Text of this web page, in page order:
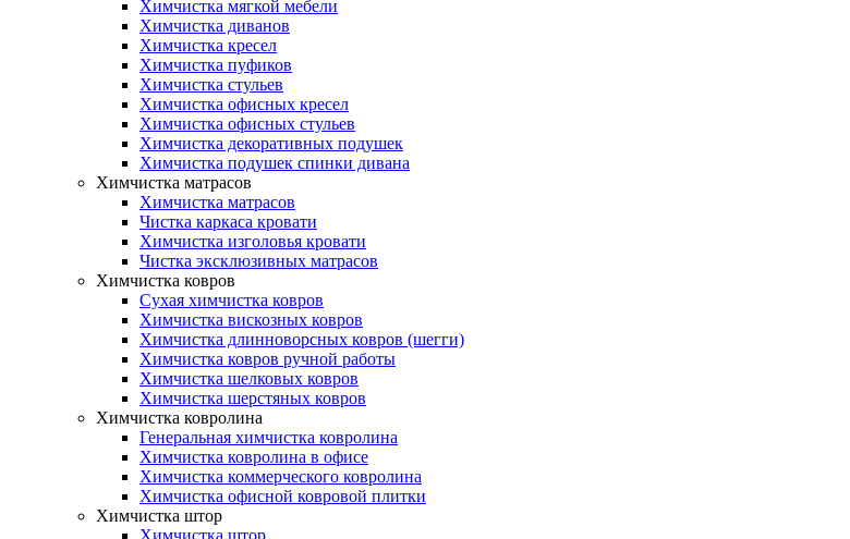
Химчистка мягкой мебели
Химчистка диванов
Химчистка кресел
Химчистка пуфиков
Химчистка стульев
Химчистка офисных кресел
Химчистка офисных стульев
Химчистка декоративных подушек
Химчистка подушек спинки дивана
Химчистка матрасов
Химчистка матрасов
Чистка каркаса кровати
Химчистка изголовья кровати
Чистка эксклюзивных матрасов
Химчистка ковров
Сухая химчистка ковров
Химчистка вискозных ковров
Химчистка длинноворсных ковров (шегги)
Химчистка ковров ручной работы
Химчистка шелковых ковров
Химчистка шерстяных ковров
Химчистка ковролина
Генеральная химчистка ковролина
Химчистка ковролина в офисе
Химчистка коммерческого ковролина
Химчистка офисной ковровой плитки
Химчистка штор
Химчистка штор